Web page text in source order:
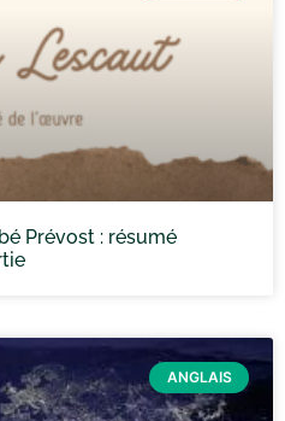
Prévost : résumé
ANGLAIS